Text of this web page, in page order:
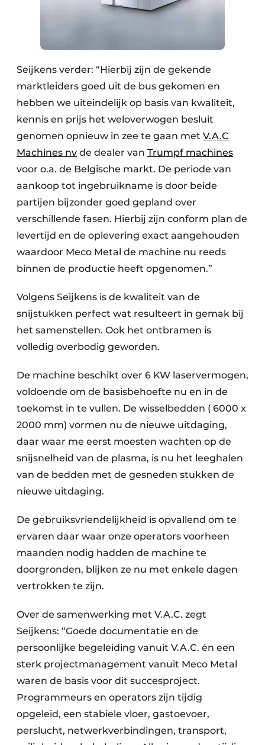
Seijkens verder: “Hierbij zijn de gekende
marktleiders goed uit de bus gekomen en
hebben we uiteindelijk op basis van kwaliteit,
kennis en prijs het weloverwogen besluit
genomen opnieuw in zee te gaan met V.A.C
Machines nv de dealer van Trumpf machines
voor o.a. de Belgische markt. De periode van
aankoop tot ingebruikname is door beide
partijen bijzonder goed gepland over
verschillende fasen. Hierbij zijn conform plan de
levertijd en de oplevering exact aangehouden
waardoor Meco Metal de machine nu reeds
binnen de productie heeft opgenomen.”
Volgens Seijkens is de kwaliteit van de
snijstukken perfect wat resulteert in gemak bij
het samenstellen. Ook het ontbramen is
volledig overbodig geworden.
De machine beschikt over 6 KW laservermogen,
voldoende om de basisbehoefte nu en in de
toekomst in te vullen. De wisselbedden ( 6000 x
2000 mm) vormen nu de nieuwe uitdaging,
daar waar me eerst moesten wachten op de
snijsnelheid van de plasma, is nu het leeghalen
van de bedden met de gesneden stukken de
nieuwe uitdaging.
De gebruiksvriendelijkheid is opvallend om te
ervaren daar waar onze operators voorheen
maanden nodig hadden de machine te
doorgronden, blijken ze nu met enkele dagen
vertrokken te zijn.
Over de samenwerking met V.A.C. zegt
Seijkens: “Goede documentatie en de
persoonlijke begeleiding vanuit V.A.C. én een
sterk projectmanagement vanuit Meco Metal
waren de basis voor dit succesproject.
Programmeurs en operators zijn tijdig
opgeleid, een stabiele vloer, gastoevoer,
perslucht, netwerkverbindingen, transport,